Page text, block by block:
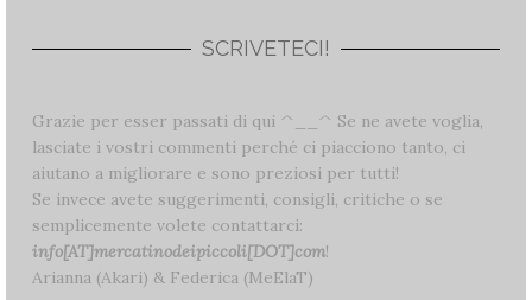
SCRIVETECI!
Grazie per esser passati di qui ^__^ Se ne avete voglia,
lasciate i vostri commenti perché ci piacciono tanto, ci
aiutano a migliorare e sono preziosi per tutti!
Se invece avete suggerimenti, consigli, critiche o se
semplicemente volete contattarci:
info[AT]mercatinodeipiccoli[DOT]com!
Arianna (Akari) & Federica (MeElaT)